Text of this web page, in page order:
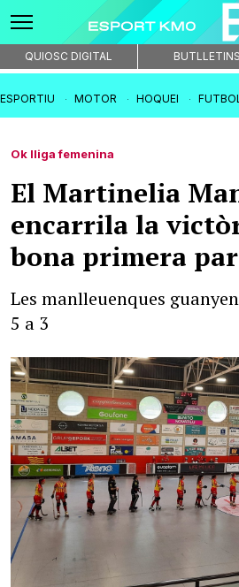
QUIOSC DIGITAL BUTLLETINS
MOTOR HOQUEI
Ok lliga femenina
El Martinelia
encarrila la
bona primera
Les manlleuenques
5 a 3